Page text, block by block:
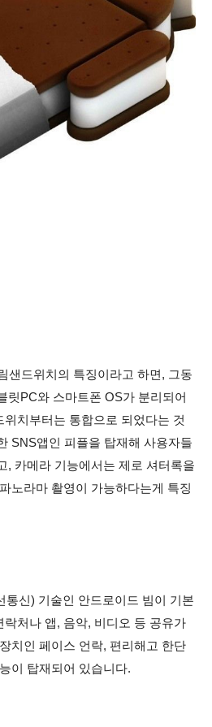
샌드위치의 특징이라고 하면, 그동
릿PC와 스마트폰 OS가 분리되어
치부터는 통합으로 되었다는 것
SNS앱인 피플을 탑재해 사용자들
, 카메라 기능에서는 제로 셔터록을
노라마 촬영이 가능하다는게 특징
통신 ) 기술인 안드로이드 빔이 기본
처나 앱, 음악, 비디오 등 공유가
치인 페이스 언락, 편리해고 한단
이 탑재되어 있습니다.